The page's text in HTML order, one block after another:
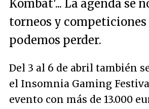
Kombat'... La agenda se
torneos y competiciones
podemos perder.
Del 3 al 6 de abril también
el Insomnia Gaming
evento con más de 13.000